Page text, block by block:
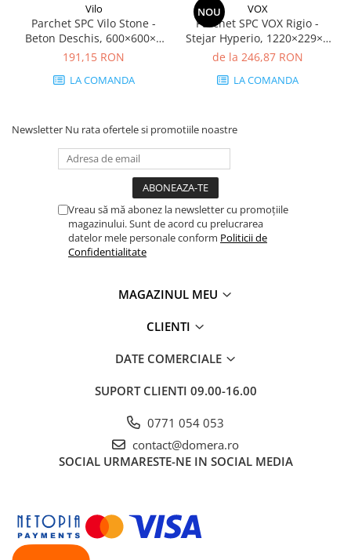
Vilo
Parchet SPC Vilo Stone -
Beton Deschis, 600×600×5
mm, antiderapant R10, 1.44
191,15 RON
LA COMANDA
NOU VOX
Parchet SPC VOX Rigio -
Stejar Hyperio, 1220×229×5
mm, antiderapant R9, 2.23
de la 246,87 RON
LA COMANDA
Newsletter Nu rata ofertele si promotiile noastre
Vreau să mă abonez la newsletter cu promoțiile
magazinului. Sunt de acord cu prelucrarea
datelor mele personale conform Politicii de
Confidentialitate
MAGAZINUL MEU
CLIENTI
DATE COMERCIALE
SUPORT CLIENTI 09.00-16.00
0771 054 053
contact@domera.ro
SOCIAL URMARESTE-NE IN SOCIAL MEDIA